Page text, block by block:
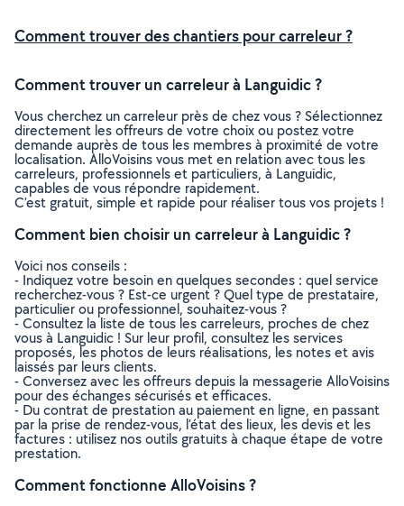
Comment trouver des chantiers pour carreleur ?
Comment trouver un carreleur à Languidic ?
Vous cherchez un carreleur près de chez vous ? Sélectionnez
directement les offreurs de votre choix ou postez votre
demande auprès de tous les membres à proximité de votre
localisation. AlloVoisins vous met en relation avec tous les
carreleurs, professionnels et particuliers, à Languidic,
capables de vous répondre rapidement.
C’est gratuit, simple et rapide pour réaliser tous vos projets !
Comment bien choisir un carreleur à Languidic ?
Voici nos conseils :
- Indiquez votre besoin en quelques secondes : quel service
recherchez-vous ? Est-ce urgent ? Quel type de prestataire,
particulier ou professionnel, souhaitez-vous ?
- Consultez la liste de tous les carreleurs, proches de chez
vous à Languidic ! Sur leur profil, consultez les services
proposés, les photos de leurs réalisations, les notes et avis
laissés par leurs clients.
- Conversez avec les offreurs depuis la messagerie AlloVoisins
pour des échanges sécurisés et efficaces.
- Du contrat de prestation au paiement en ligne, en passant
par la prise de rendez-vous, l’état des lieux, les devis et les
factures : utilisez nos outils gratuits à chaque étape de votre
prestation.
Comment fonctionne AlloVoisins ?